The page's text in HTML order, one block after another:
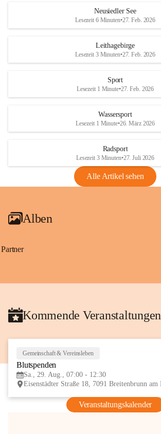
S
und den daraus folgenden wirtschaftlichen
Maßnahmen zur Bekämpfung
Rebe und der Amerikanischen
Anhang VBl. EU Nr. 18
1 Seite•1,4 MB
VBl. EU Nr. 18_2026
r
S
Neusiedler See
Lesezeit 6 Minuten•27. Feb. 2026
Leithagebirge
Lesezeit 3 Minuten•27. Feb. 2026
Sport
Lesezeit 1 Minute•27. Feb. 2026
Wassersport
Lesezeit 1 Minute•26. März 2026
Radsport
Lesezeit 3 Minuten•27. Juli 2026
Alle Artikel sehen
Alben
Partner
Kommende Veranstaltungen
Gemeinschaft & Vereinsleben
Blutspenden
Sa., 29. Aug., 07:00 - 12:30
Veranstaltungskalender